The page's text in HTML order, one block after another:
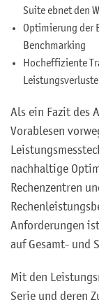
Suite ebnet den
Optimierung der
Benchmarking
Hocheffiziente
Als ein Fazit des
Vorablesen
nachhaltige
Rechenzentren
Anforderungen
auf Gesamt- und
Mit den
Serie und deren